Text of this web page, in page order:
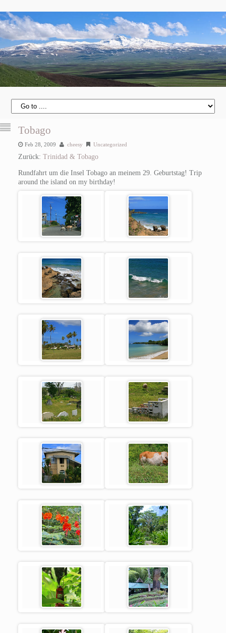
Tobago
Feb 28, 2009 cheesy Uncategorized
Zurück: Trinidad & Tobago
Rundfahrt um die Insel Tobago an meinem 29. Geburtstag! Trip
around the island on my birthday!